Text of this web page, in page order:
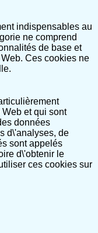
indispensables au
ne comprend
de base et
Ces cookies ne
et qui sont
données
d\'analyses, de
sont appelés
d\'obtenir le
ces cookies sur